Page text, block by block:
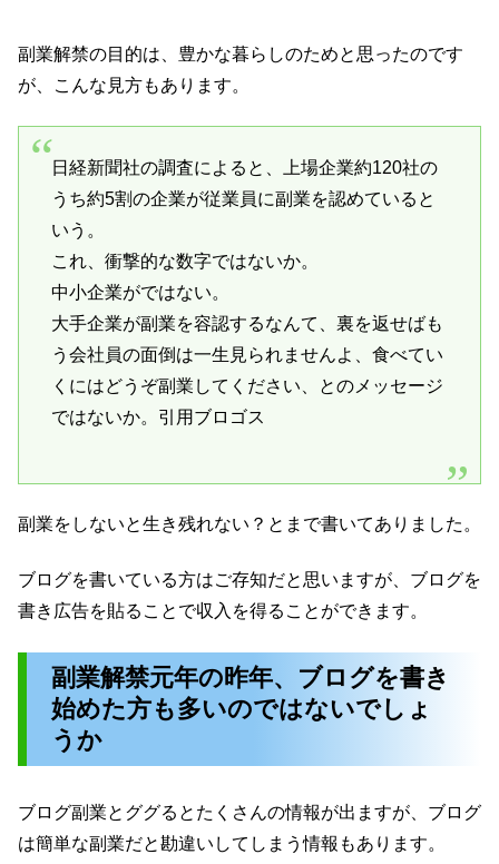
副業解禁の目的は、豊かな暮らしのためと思ったのです
が、こんな見方もあります。
日経新聞社の調査によると、上場企業約120社の
うち約5割の企業が従業員に副業を認めていると
いう。
これ、衝撃的な数字ではないか。
中小企業がではない。
大手企業が副業を容認するなんて、裏を返せばも
う会社員の面倒は一生見られませんよ、食べてい
くにはどうぞ副業してください、とのメッセージ
ではないか。引用ブロゴス
副業をしないと生き残れない？とまで書いてありました。
ブログを書いている方はご存知だと思いますが、ブログを
書き広告を貼ることで収入を得ることができます。
副業解禁元年の昨年、ブログを書き
始めた方も多いのではないでしょ
うか
ブログ副業とググるとたくさんの情報が出ますが、ブログ
は簡単な副業だと勘違いしてしまう情報もあります。